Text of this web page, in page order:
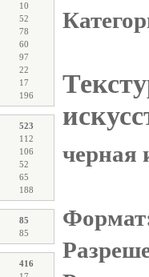
10
52
78
60
97
22
17
196
523
112
106
52
65
188
85
85
416
черная